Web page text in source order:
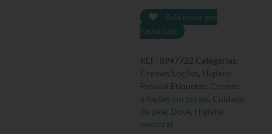
corporal
para
o
Adicionar aos
Favoritos
REF: 8947722 Categorias:
Cremes/Loções, Higiene
Pessoal Etiquetas: Cremes
e loções corporais, Cuidado
da pele, Dove, Higiene
corporal